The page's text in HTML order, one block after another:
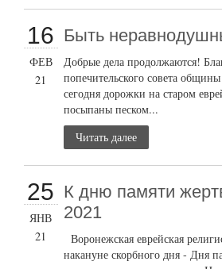
16
ФЕВ
21
Быть
Добрые дела продолжаются!
попечительского совета
сегодня дорожки на старом
посыпаны песком...
Читать далее
25
ЯНВ
21
К дню памяти
2021
Воронежская еврейская
накануне скорбного дня - Дня